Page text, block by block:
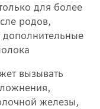
для более
родов,
дополнительные
вызывать
железы,